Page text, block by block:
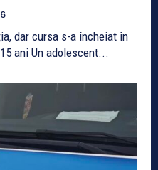
dar cursa s-a încheiat în
șanț pentru un adolescent de 15 ani Un adolescent...